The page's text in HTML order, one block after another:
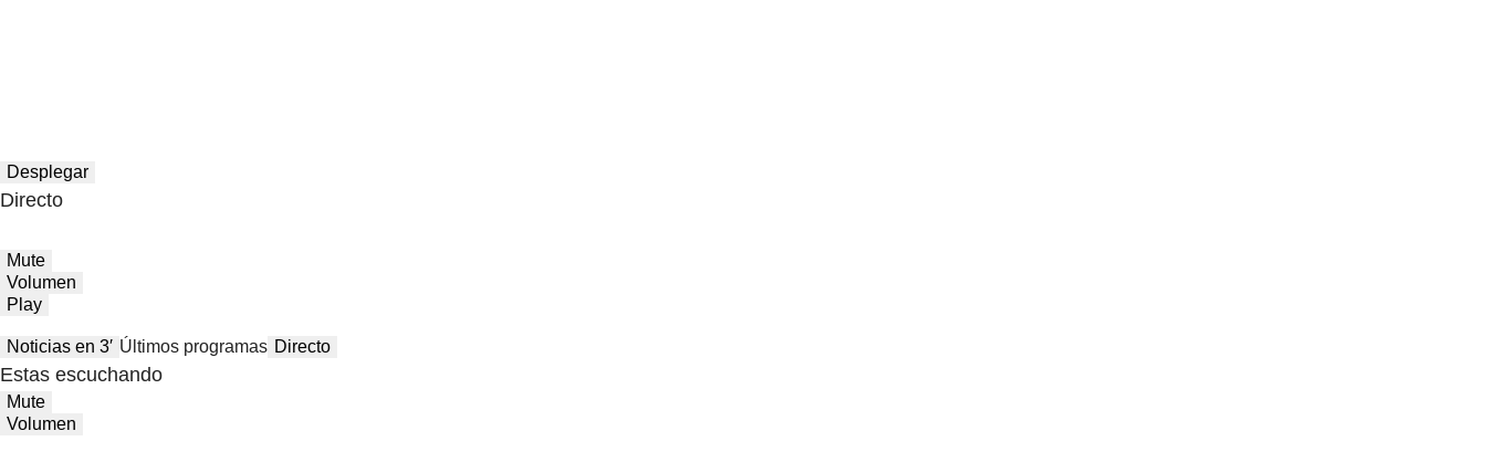
Desplegar
Directo
Mute
Volumen
Play
Noticias en 3′ Últimos programas Directo
Estas escuchando
Mute
Volumen